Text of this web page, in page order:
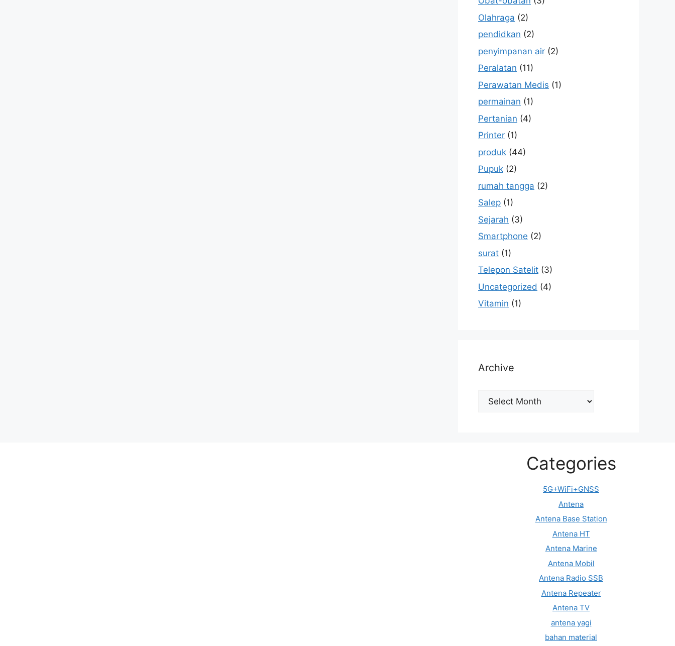
Olahraga (2)
pendidkan (2)
penyimpanan air (2)
Peralatan (11)
Perawatan Medis (1)
permainan (1)
Pertanian (4)
Printer (1)
produk (44)
Pupuk (2)
rumah tangga (2)
Salep (1)
Sejarah (3)
Smartphone (2)
surat (1)
Telepon Satelit (3)
Uncategorized (4)
Vitamin (1)
Archive
Archive
Categories
5G+WiFi+GNSS
Antena
Antena Base Station
Antena HT
Antena Marine
Antena Mobil
Antena Radio SSB
Antena Repeater
Antena TV
antena yagi
bahan material